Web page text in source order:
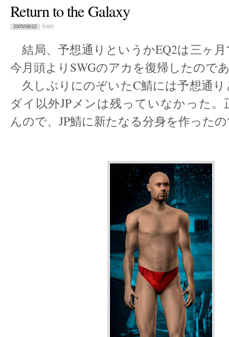
Return to the Galaxy
2005/06/22 SWG
結局、予想通りというかEQ2は三ヶ
今月頭よりSWGのアカを復帰したので
久しぶりにのぞいたC鯖には予想通
ダイ以外JPメンは残っていなかった
んので、JP鯖に新たなる分身を作った